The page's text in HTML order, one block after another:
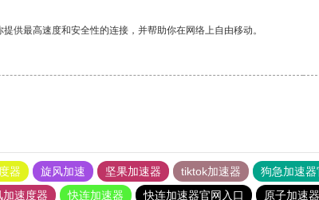
供最高速度和安全性的连接，并帮助你在网络上自由移动。
器 旋风加速 坚果加速器 tiktok加速器 狗急加速器
加速度器 快连加速器 快连加速器官网入口 原子加速器